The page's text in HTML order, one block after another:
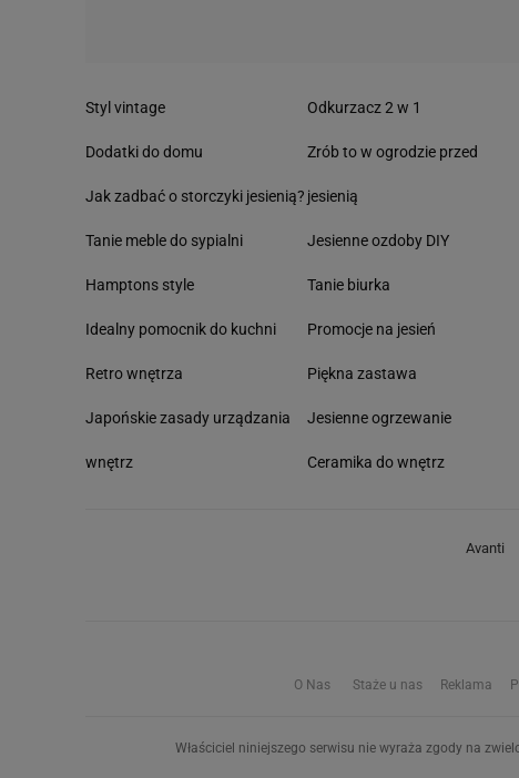
Styl vintage
Dodatki do domu
Jak zadbać o storczyki jesienią?
Tanie meble do sypialni
Hamptons style
Idealny pomocnik do kuchni
Retro wnętrza
Japońskie zasady urządzania
wnętrz
Odkurzacz 2 w 1
Zrób to w ogrodzie przed
jesienią
Jesienne ozdoby DIY
Tanie biurka
Promocje na jesień
Piękna zastawa
Jesienne ogrzewanie
Ceramika do wnętrz
Avanti
O Nas Staże u nas Reklama
Właściciel niniejszego serwisu nie wyraża zgody na